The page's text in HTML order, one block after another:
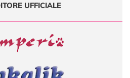
UFFICIALE